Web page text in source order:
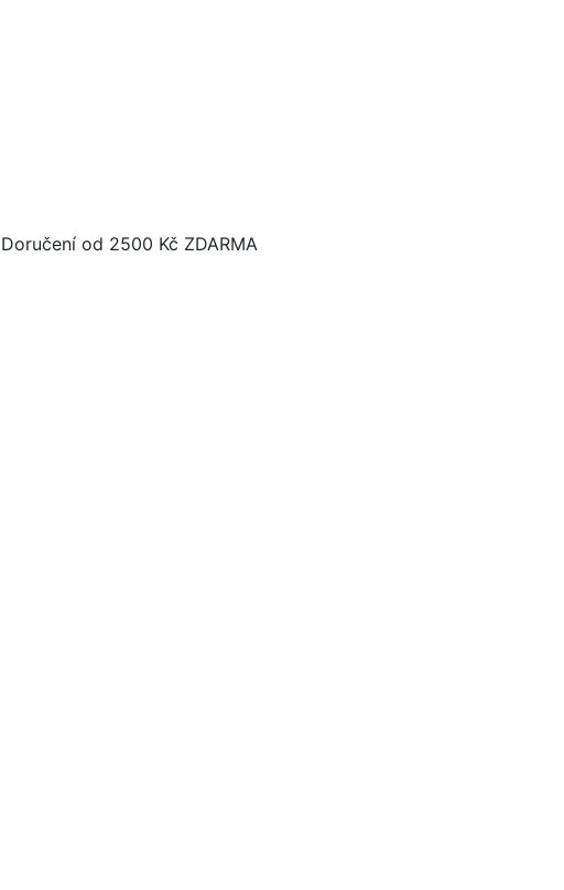
Doručení od 2500 Kč ZDARMA